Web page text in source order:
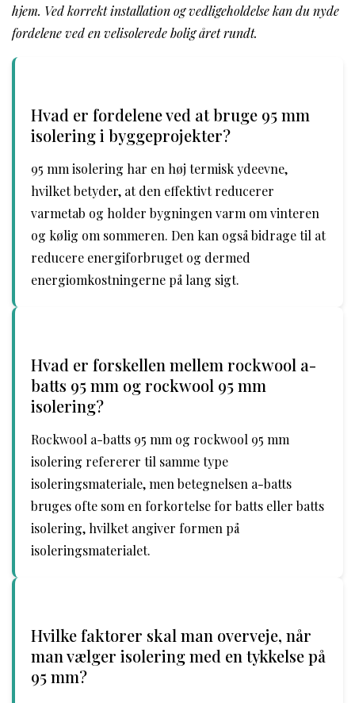
hjem. Ved korrekt installation og vedligeholdelse kan du nyde
fordelene ved en velisolerede bolig året rundt.
Hvad er fordelene ved at bruge 95 mm
isolering i byggeprojekter?
95 mm isolering har en høj termisk ydeevne,
hvilket betyder, at den effektivt reducerer
varmetab og holder bygningen varm om vinteren
og kølig om sommeren. Den kan også bidrage til at
reducere energiforbruget og dermed
energiomkostningerne på lang sigt.
Hvad er forskellen mellem rockwool a-
batts 95 mm og rockwool 95 mm
isolering?
Rockwool a-batts 95 mm og rockwool 95 mm
isolering refererer til samme type
isoleringsmateriale, men betegnelsen a-batts
bruges ofte som en forkortelse for batts eller batts
isolering, hvilket angiver formen på
isoleringsmaterialet.
Hvilke faktorer skal man overveje, når
man vælger isolering med en tykkelse på
95 mm?